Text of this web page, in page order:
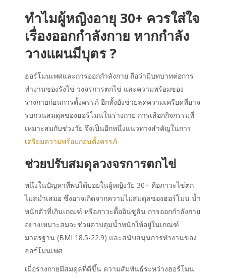
ทำไมผู้หญิงอายุ 30+ ควรใส่ใจ
เรื่องออกกำลังกาย หากกำลัง
วางแผนมีบุตร ?
ฮอร์โมนเพศและการออกกำลังกาย ถือว่ามีบทบาทต่อการ
ทำงานของรังไข่ วงจรการตกไข่ และความพร้อมของ
ร่างกายก่อนการตั้งครรภ์ อีกทั้งยังช่วยลดความเครียดที่อาจ
รบกวนสมดุลของฮอร์โมนในร่างกาย การเลือกกิจกรรมที่
เหมาะสมกับช่วงวัย จึงเป็นอีกหนึ่งแนวทางสำคัญในการ
เตรียมความพร้อมก่อนตั้งครรภ์
ช่วยปรับสมดุลวงจรการตกไข่
หนึ่งในปัญหาที่พบได้บ่อยในผู้หญิงวัย 30+ คือภาวะไข่ตก
ไม่สม่ำเสมอ ซึ่งอาจเกิดจากความไม่สมดุลของฮอร์โมน น้ำ
หนักตัวที่เกินเกณฑ์ หรือภาวะดื้ออินซูลิน การออกกำลังกาย
อย่างเหมาะสมจะช่วยควบคุมน้ำหนักให้อยู่ในเกณฑ์
มาตรฐาน (BMI 18.5-22.9) และสนับสนุนการทำงานของ
ฮอร์โมนเพศ
เมื่อร่างกายมีสมดุลที่ดีขึ้น ความสัมพันธ์ระหว่างฮอร์โมน